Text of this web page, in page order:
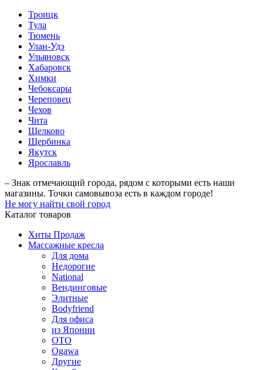
Троицк
Тула
Тюмень
Улан-Удэ
Ульяновск
Хабаровск
Химки
Чебоксары
Череповец
Чехов
Чита
Щелково
Щербинка
Якутск
Ярославль
– Знак отмечающий города, рядом с которыми есть наши
магазины. Точки самовывоза есть в каждом городе!
Не могу найти свой город
Каталог товаров
Хиты Продаж
Массажные кресла
Для дома
Недорогие
National
Вендинговые
Элитные
Bodyfriend
Для офиса
из Японии
OTO
Ogawa
Другие